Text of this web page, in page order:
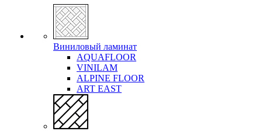
Виниловый ламинат
AQUAFLOOR
VINILAM
ALPINE FLOOR
ART EAST